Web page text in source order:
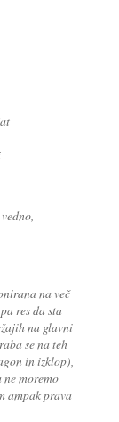
na več
res da sta
na glavni
se na teh
in izklop),
moremo
ampak prava